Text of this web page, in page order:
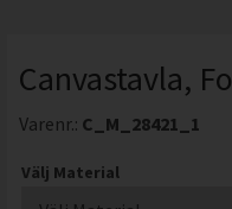
Canvastavla,
Varenr.: C_M_28421_1
Välj Material